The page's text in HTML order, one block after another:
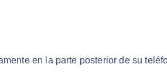
en la parte posterior de su